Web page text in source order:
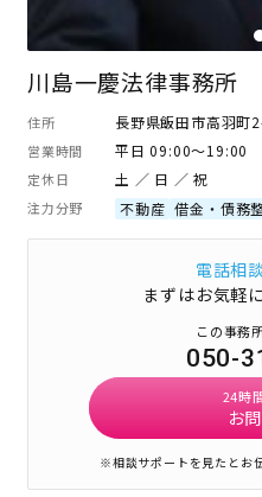
川島一慶法律事務所
住所 長野県飯田市高羽町
営業時間 平日 09:00～19:00
定休日 土 ／ 日 ／ 祝
注力分野 不動産 借金・債務
電話相
まずはお気軽
この事務
050-
24時
お
※相談サポートを見たとお